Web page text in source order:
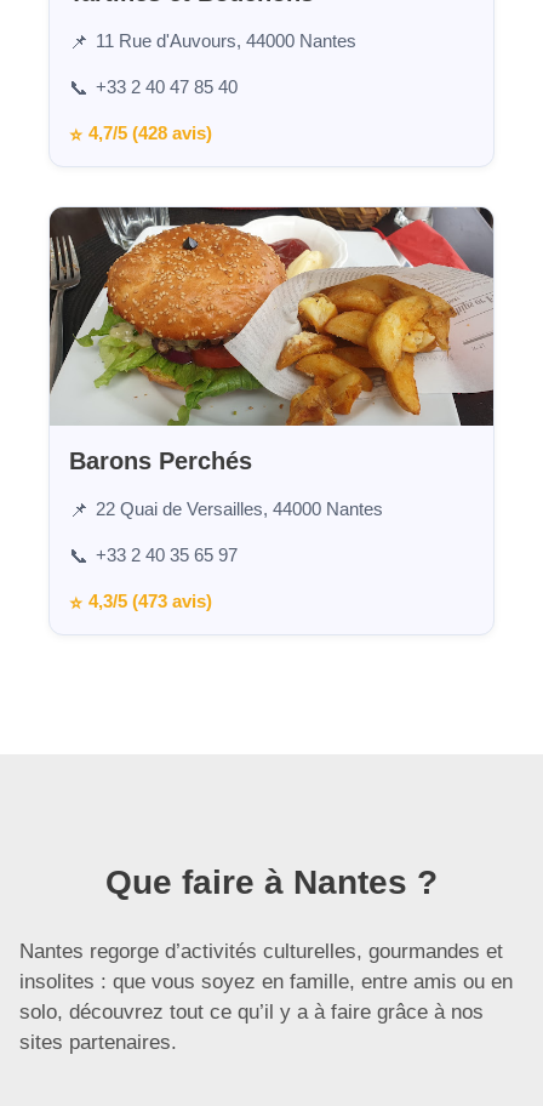
📌 11 Rue d'Auvours, 44000 Nantes
📞 +33 2 40 47 85 40
⭐ 4,7/5 (428 avis)
Barons Perchés
📌 22 Quai de Versailles, 44000 Nantes
📞 +33 2 40 35 65 97
⭐ 4,3/5 (473 avis)
Que faire à Nantes ?
Nantes regorge d’activités culturelles, gourmandes et
insolites : que vous soyez en famille, entre amis ou en
solo, découvrez tout ce qu’il y a à faire grâce à nos
sites partenaires.